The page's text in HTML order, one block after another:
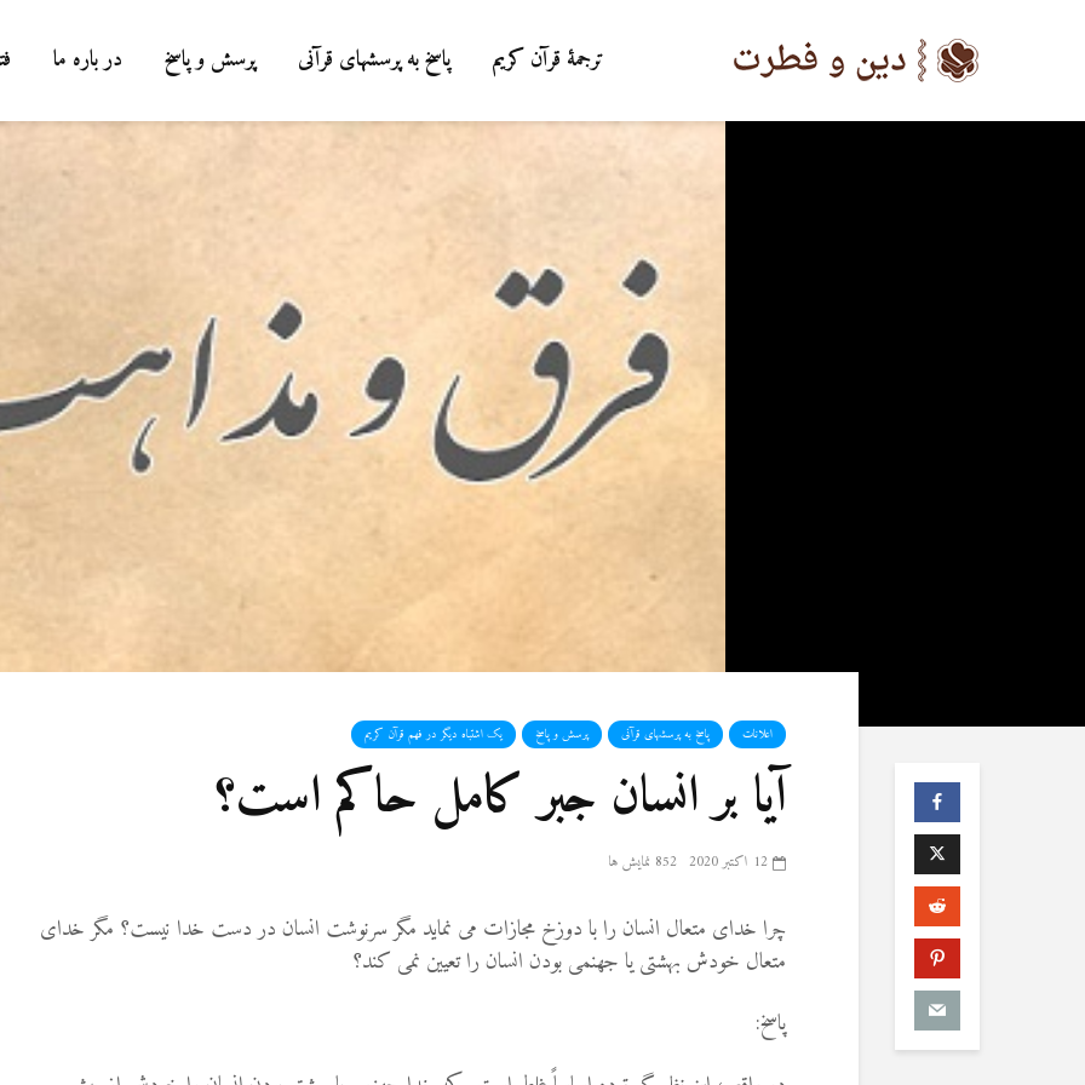
ترجمۀ قرآن کریم پاسخ به پرسشهای قرآنی پرسش و پاسخ در باره ما
اعلانات پاسخ به پرسشهای قرآنی پرسش و پاسخ یک اشتباه دیگر در فهم قرآن کریم
آیا بر انسان جبر کامل حاکم است؟
12 اکتبر 2020 852 نمایش ها
چرا خدای متعال انسان را با دوزخ مجازات می نماید مگر سرنوشت انسان در دست خدا نیست؟ مگر خدای
متعال خودش بهشتی یا جهنمی بودن انسان را تعیین نمی کند؟
پاسخ:
درباره سنگ زدن به
شیطان و دویدن مردان
19 جولای 2026